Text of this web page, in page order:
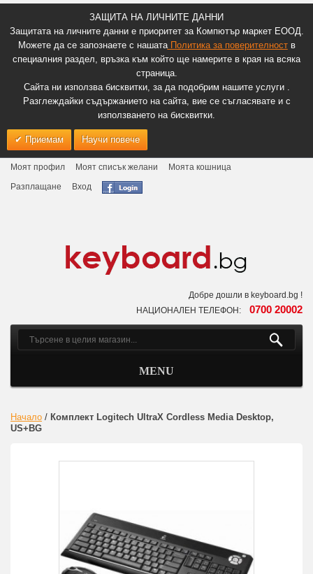
ЗАЩИТА НА ЛИЧНИТЕ ДАННИ
Защитата на личните данни е приоритет за Компютър маркет ЕООД.
Можете да се запознаете с нашатаПолитика за поверителноств
специалния раздел, връзка към който ще намерите в края на всяка
страница.
Сайта ни използва бисквитки, за да подобрим нашите услуги .
Разглеждайки съдържанието на сайта, вие се съгласявате и с
използването на бисквитки.
Приемам Научи повече
Моят профил Моят списък желани
Моята кошница
Разплащане
Вход
Добре дошли в keyboard.bg !
НАЦИОНАЛЕН ТЕЛЕФОН: 0700 20002
MENU
Начало / Комплект Logitech UltraX Cordless Media Desktop,
US+BG